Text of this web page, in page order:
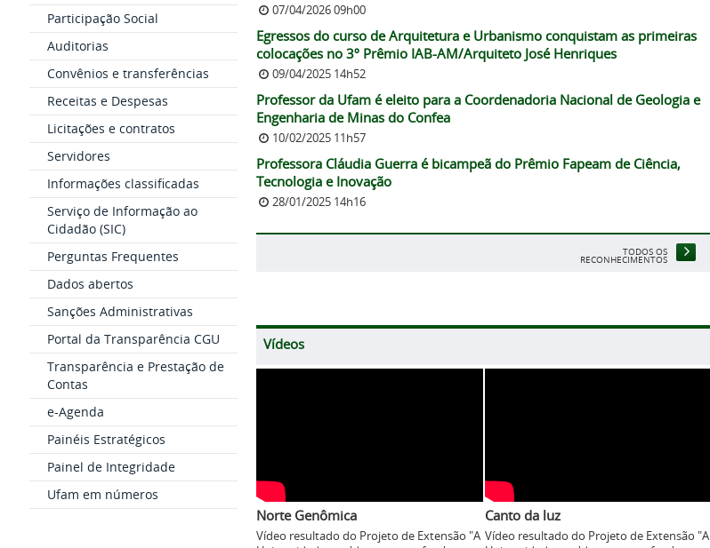
Participação Social
Auditorias
Convênios e transferências
Receitas e Despesas
Licitações e contratos
Servidores
Informações classificadas
Serviço de Informação ao
Cidadão (SIC)
Perguntas Frequentes
Dados abertos
Sanções Administrativas
Portal da Transparência CGU
Transparência e Prestação de
Contas
e-Agenda
Painéis Estratégicos
Painel de Integridade
Ufam em números
07/04/2026 09h00
Egressos do curso de Arquitetura e Urbanismo conquistam as primeiras
colocações no 3º Prêmio IAB-AM/Arquiteto José Henriques
09/04/2025 14h52
Professor da Ufam é eleito para a Coordenadoria Nacional de Geologia e
Engenharia de Minas do Confea
10/02/2025 11h57
Professora Cláudia Guerra é bicampeã do Prêmio Fapeam de Ciência,
Tecnologia e Inovação
28/01/2025 14h16
TODOS OS
RECONHECIMENTOS
Vídeos
Norte Genômica
Vídeo resultado do Projeto de Extensão "A
Canto da luz
Vídeo resultado do Projeto de Extensão "A